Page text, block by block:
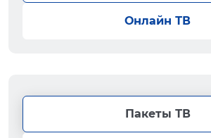
Онлайн ТВ
Пакеты ТВ